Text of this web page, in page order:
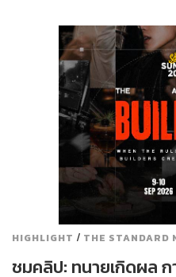
HIGHLIGHT / THE STANDARD
ชมคลิป: ทนายเกิดผล ก